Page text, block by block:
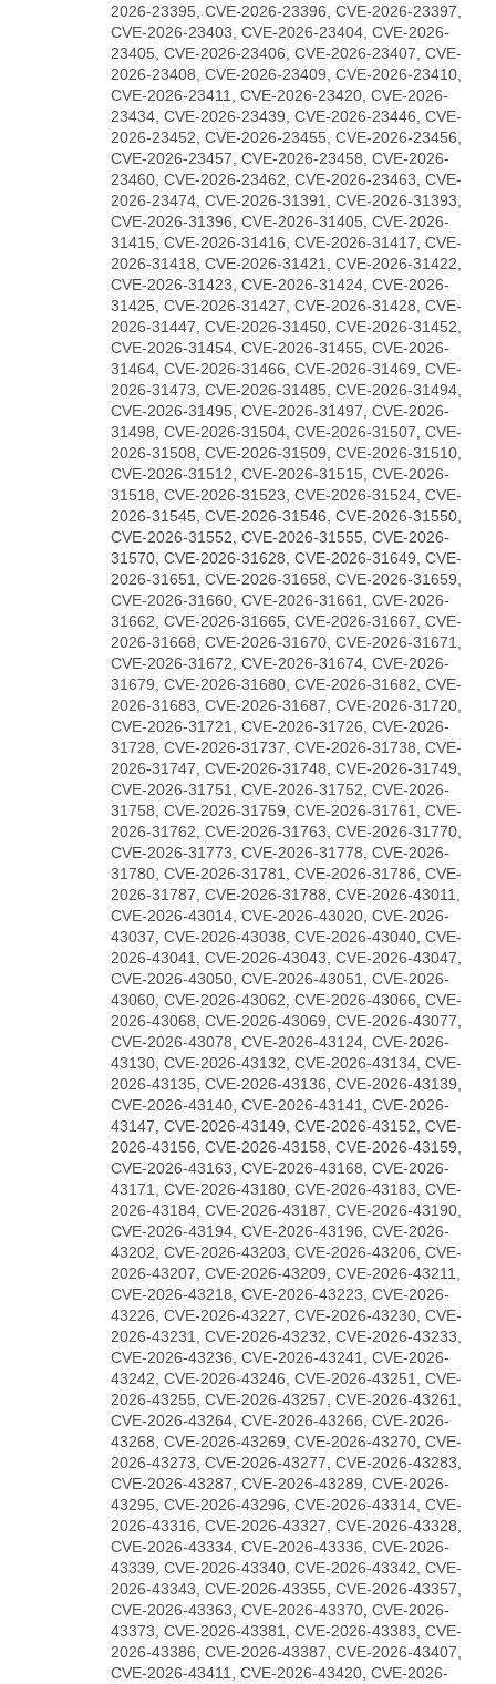
2026-23395, CVE-2026-23396, CVE-2026-23397,
CVE-2026-23403, CVE-2026-23404, CVE-2026-
23405, CVE-2026-23406, CVE-2026-23407, CVE-
2026-23408, CVE-2026-23409, CVE-2026-23410,
CVE-2026-23411, CVE-2026-23420, CVE-2026-
23434, CVE-2026-23439, CVE-2026-23446, CVE-
2026-23452, CVE-2026-23455, CVE-2026-23456,
CVE-2026-23457, CVE-2026-23458, CVE-2026-
23460, CVE-2026-23462, CVE-2026-23463, CVE-
2026-23474, CVE-2026-31391, CVE-2026-31393,
CVE-2026-31396, CVE-2026-31405, CVE-2026-
31415, CVE-2026-31416, CVE-2026-31417, CVE-
2026-31418, CVE-2026-31421, CVE-2026-31422,
CVE-2026-31423, CVE-2026-31424, CVE-2026-
31425, CVE-2026-31427, CVE-2026-31428, CVE-
2026-31447, CVE-2026-31450, CVE-2026-31452,
CVE-2026-31454, CVE-2026-31455, CVE-2026-
31464, CVE-2026-31466, CVE-2026-31469, CVE-
2026-31473, CVE-2026-31485, CVE-2026-31494,
CVE-2026-31495, CVE-2026-31497, CVE-2026-
31498, CVE-2026-31504, CVE-2026-31507, CVE-
2026-31508, CVE-2026-31509, CVE-2026-31510,
CVE-2026-31512, CVE-2026-31515, CVE-2026-
31518, CVE-2026-31523, CVE-2026-31524, CVE-
2026-31545, CVE-2026-31546, CVE-2026-31550,
CVE-2026-31552, CVE-2026-31555, CVE-2026-
31570, CVE-2026-31628, CVE-2026-31649, CVE-
2026-31651, CVE-2026-31658, CVE-2026-31659,
CVE-2026-31660, CVE-2026-31661, CVE-2026-
31662, CVE-2026-31665, CVE-2026-31667, CVE-
2026-31668, CVE-2026-31670, CVE-2026-31671,
CVE-2026-31672, CVE-2026-31674, CVE-2026-
31679, CVE-2026-31680, CVE-2026-31682, CVE-
2026-31683, CVE-2026-31687, CVE-2026-31720,
CVE-2026-31721, CVE-2026-31726, CVE-2026-
31728, CVE-2026-31737, CVE-2026-31738, CVE-
2026-31747, CVE-2026-31748, CVE-2026-31749,
CVE-2026-31751, CVE-2026-31752, CVE-2026-
31758, CVE-2026-31759, CVE-2026-31761, CVE-
2026-31762, CVE-2026-31763, CVE-2026-31770,
CVE-2026-31773, CVE-2026-31778, CVE-2026-
31780, CVE-2026-31781, CVE-2026-31786, CVE-
2026-31787, CVE-2026-31788, CVE-2026-43011,
CVE-2026-43014, CVE-2026-43020, CVE-2026-
43037, CVE-2026-43038, CVE-2026-43040, CVE-
2026-43041, CVE-2026-43043, CVE-2026-43047,
CVE-2026-43050, CVE-2026-43051, CVE-2026-
43060, CVE-2026-43062, CVE-2026-43066, CVE-
2026-43068, CVE-2026-43069, CVE-2026-43077,
CVE-2026-43078, CVE-2026-43124, CVE-2026-
43130, CVE-2026-43132, CVE-2026-43134, CVE-
2026-43135, CVE-2026-43136, CVE-2026-43139,
CVE-2026-43140, CVE-2026-43141, CVE-2026-
43147, CVE-2026-43149, CVE-2026-43152, CVE-
2026-43156, CVE-2026-43158, CVE-2026-43159,
CVE-2026-43163, CVE-2026-43168, CVE-2026-
43171, CVE-2026-43180, CVE-2026-43183, CVE-
2026-43184, CVE-2026-43187, CVE-2026-43190,
CVE-2026-43194, CVE-2026-43196, CVE-2026-
43202, CVE-2026-43203, CVE-2026-43206, CVE-
2026-43207, CVE-2026-43209, CVE-2026-43211,
CVE-2026-43218, CVE-2026-43223, CVE-2026-
43226, CVE-2026-43227, CVE-2026-43230, CVE-
2026-43231, CVE-2026-43232, CVE-2026-43233,
CVE-2026-43236, CVE-2026-43241, CVE-2026-
43242, CVE-2026-43246, CVE-2026-43251, CVE-
2026-43255, CVE-2026-43257, CVE-2026-43261,
CVE-2026-43264, CVE-2026-43266, CVE-2026-
43268, CVE-2026-43269, CVE-2026-43270, CVE-
2026-43273, CVE-2026-43277, CVE-2026-43283,
CVE-2026-43287, CVE-2026-43289, CVE-2026-
43295, CVE-2026-43296, CVE-2026-43314, CVE-
2026-43316, CVE-2026-43327, CVE-2026-43328,
CVE-2026-43334, CVE-2026-43336, CVE-2026-
43339, CVE-2026-43340, CVE-2026-43342, CVE-
2026-43343, CVE-2026-43355, CVE-2026-43357,
CVE-2026-43363, CVE-2026-43370, CVE-2026-
43373, CVE-2026-43381, CVE-2026-43383, CVE-
2026-43386, CVE-2026-43387, CVE-2026-43407,
CVE-2026-43411, CVE-2026-43420, CVE-2026-